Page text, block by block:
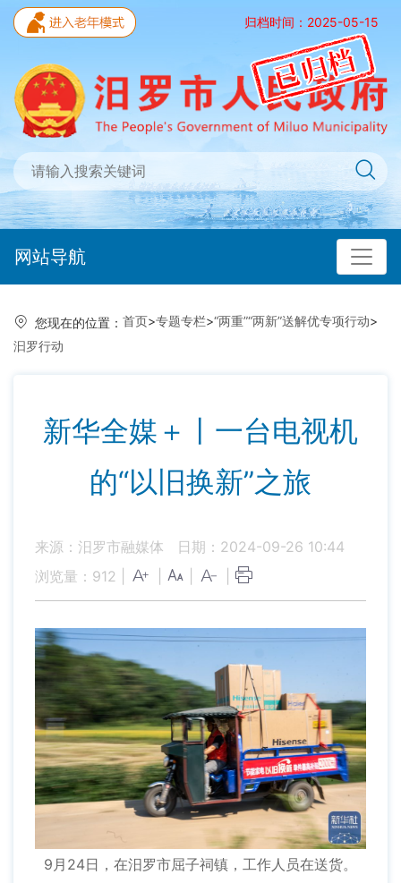
归档时间：2025-05-15
网站导航
您现在的位置： 首页>专题专栏>“两重”“两新”送解优专项行动>
汩罗行动
新华全媒＋丨一台电视机
的“以旧换新”之旅
来源：汨罗市融媒体
日期：2024-09-26 10:44
浏览量： 912
9月24日，在汨罗市屈子祠镇，工作人员在送货。